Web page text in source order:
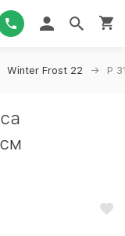
Winter Frost 22 P